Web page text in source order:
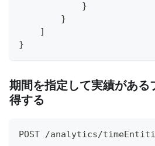
}
}
]
}
期間を指定して実績がある
得する
POST /analytics/